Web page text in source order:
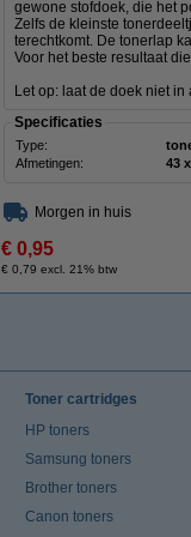
gewone stofdoek, die het
Zelfs de kleinste
terechtkomt. De tonerlap
Voor het beste resultaat
Let op: laat de doek niet
Specificaties
Type:
Afmetingen:
Morgen in huis
€ 0,95
€ 0,79 excl. 21% btw
Toner cartridges
HP toners
Samsung toners
Brother toners
Canon toners